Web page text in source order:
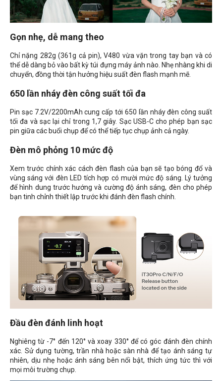
Gọn nhẹ, dễ mang theo
Chỉ nặng 282g (361g cả pin), V480 vừa vặn trong tay bạn và có
thể dễ dàng bỏ vào bất kỳ túi đựng máy ảnh nào. Nhẹ nhàng khi di
chuyển, đồng thời tận hưởng hiệu suất đèn flash mạnh mẽ.
650 lần nháy đèn công suất tối đa
Pin sạc 7.2V/2200mAh cung cấp tới 650 lần nháy đèn công suất
tối đa và sạc lại chỉ trong 1,7 giây. Sạc USB-C cho phép bạn sạc
pin giữa các buổi chụp để có thể tiếp tục chụp ảnh cả ngày.
Đèn mô phỏng 10 mức độ
Xem trước chính xác cách đèn flash của bạn sẽ tạo bóng đổ và
vùng sáng với đèn LED tích hợp có mười mức độ sáng. Lý tưởng
để hình dung trước hướng và cường độ ánh sáng, đèn cho phép
bạn tinh chỉnh thiết lập trước khi đánh đèn flash chính.
Đầu đèn đánh linh hoạt
Nghiêng từ -7° đến 120° và xoay 330° để có góc đánh đèn chính
xác. Sử dụng tường, trần nhà hoặc sàn nhà để tạo ánh sáng tự
nhiên, dịu nhẹ hoặc ánh sáng bên nổi bật, thích ứng tức thì với
mọi môi trường chụp.